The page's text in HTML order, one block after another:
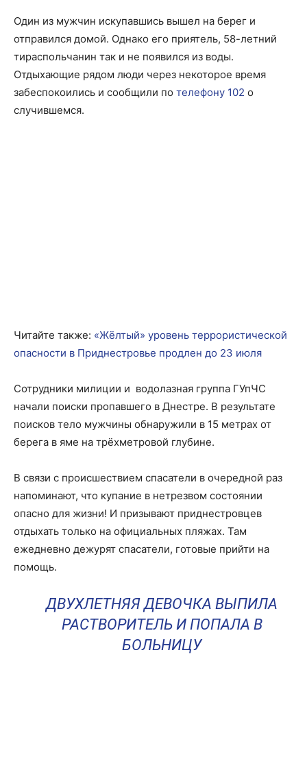
Один из мужчин искупавшись вышел на берег и
отправился домой. Однако его приятель, 58-летний
тираспольчанин так и не появился из воды.
Отдыхающие рядом люди через некоторое время
забеспокоились и сообщили по телефону 102 о
случившемся.
Читайте также: «Жёлтый» уровень террористической
опасности в Приднестровье продлен до 23 июля
Сотрудники милиции и водолазная группа ГУпЧС
начали поиски пропавшего в Днестре. В результате
поисков тело мужчины обнаружили в 15 метрах от
берега в яме на трёхметровой глубине.
В связи с происшествием спасатели в очередной раз
напоминают, что купание в нетрезвом состоянии
опасно для жизни! И призывают приднестровцев
отдыхать только на официальных пляжах. Там
ежедневно дежурят спасатели, готовые прийти на
помощь.
ДВУХЛЕТНЯЯ ДЕВОЧКА ВЫПИЛА
РАСТВОРИТЕЛЬ И ПОПАЛА В
БОЛЬНИЦУ